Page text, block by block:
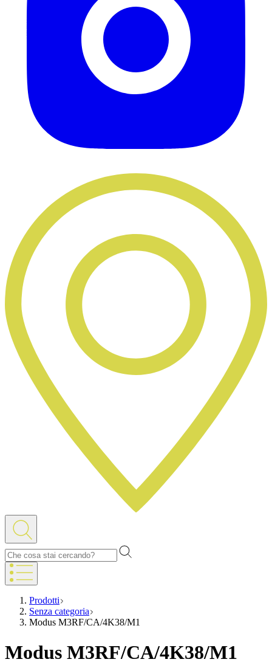
Prodotti
Senza categoria
Modus M3RF/CA/4K38/M1
Modus M3RF/CA/4K38/M1